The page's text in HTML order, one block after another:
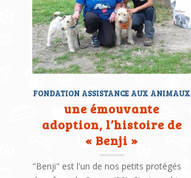
FONDATION ASSISTANCE AUX ANIMAUX
une émouvante
adoption, l’histoire de
« Benji »
"Benji" est l'un de nos petits protégés